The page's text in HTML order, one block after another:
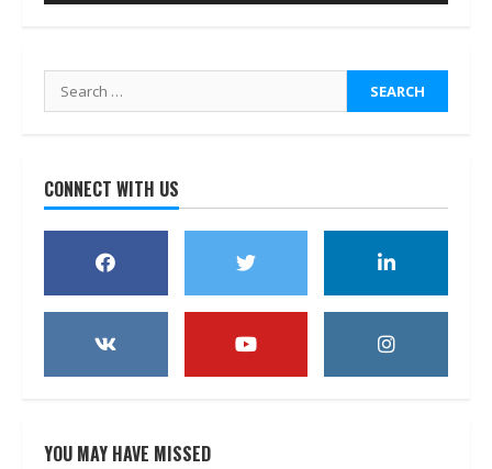
Search
for:
CONNECT WITH US
YOU MAY HAVE MISSED